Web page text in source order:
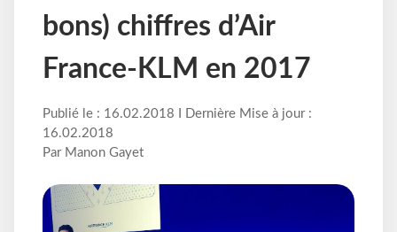
bons) chiffres d’Air
France-KLM en 2017
Publié le : 16.02.2018 I Dernière Mise à jour :
16.02.2018
Par Manon Gayet